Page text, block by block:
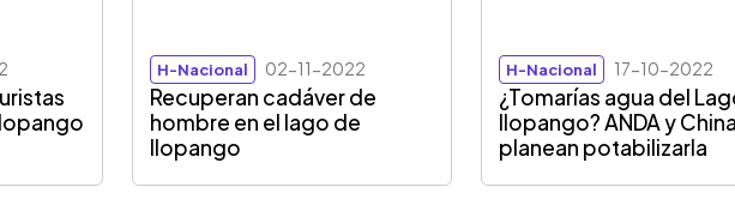
H-Nacional 02-11-2022
Recuperan cadáver de
hombre en el lago de
Ilopango
H-Nacional 17-10-2022
¿Tomarías agua del
Ilopango? ANDA y
planean potabilizarla